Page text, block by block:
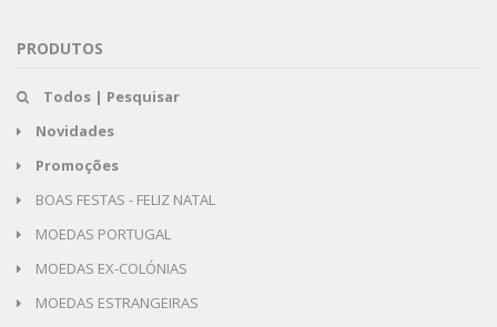
PRODUTOS
Todos | Pesquisar
Novidades
Promoções
BOAS FESTAS - FELIZ NATAL
MOEDAS PORTUGAL
MOEDAS EX-COLÓNIAS
MOEDAS ESTRANGEIRAS